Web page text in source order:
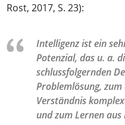
Rost, 2017, S. 23):
Intelligenz ist ein
Potenzial, das u. a.
schlussfolgernden
Problemlösung,
Verständnis
und zum Lernen